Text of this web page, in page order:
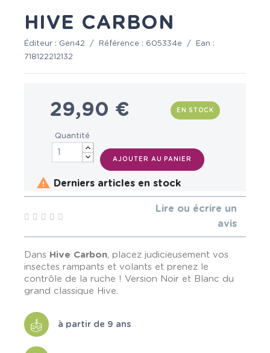
HIVE CARBON
Éditeur : Gen42 / Référence : 605334e /
Ean :
718122212132
29,90 € EN STOCK
Quantité
AJOUTER AU PANIER
 Derniers articles en stock
Lire ou écrire un
avis
Dans Hive Carbon, placez judicieusement vos
insectes rampants et volants et prenez le
contrôle de la ruche ! Version Noir et Blanc du
grand classique Hive.
à partir de 9 ans